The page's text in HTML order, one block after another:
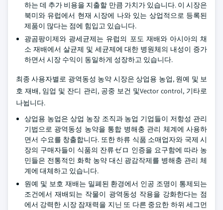
하는 데 추가 비용을 지출할 만큼 가치가 있습니다. 이 시장은
북미와 유럽에서 현재 시장에 나와 있는 상업적으로 등록된
제품이 많다는 점에 힘입고 있습니다.
광곰팡이제와 광세균제는 유럽의 포도 재배와 아시아의 채
소 재배에서 살균제 및 세균제에 대한 병원체의 내성이 증가
하면서 시장 수익이 동일하게 성장하고 있습니다.
최종 사용자별로 광역동성 농약 시장은 상업용 농업, 원예 및 보
호 재배, 임업 및 잔디 관리, 공중 보건 및Vector control, 기타로
나뉩니다.
상업용 농업은 상업 농장 조직과 농업 기업들이 저항성 관리
기법으로 광역동성 농약을 통합 병해충 관리 체계에 사용하
면서 수요를 창출합니다. 또한 하류 식품 소매업자와 국제 시
장의 구매자들이 식품의 잔류ゼロ 인증을 요구함에 따라 농
민들은 전통적인 화학 농약 대신 광감작제를 병해충 관리 체
계에 대체하고 있습니다.
원예 및 보호 재배는 밀폐된 환경에서 인공 조명이 통제되는
조건에서 재배되는 작물이 광역동성 작용을 강화한다는 점
에서 강력한 시장 잠재력을 지닌 또 다른 중요한 하위 세그먼